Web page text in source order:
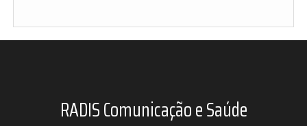
RADIS Comunicação e Saúde